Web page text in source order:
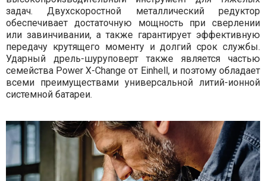
задач. Двухскоростной металлический редуктор
обеспечивает достаточную мощность при сверлении
или завинчивании, а также гарантирует эффективную
передачу крутящего моменту и долгий срок службы.
Ударный дрель-шуруповерт также является частью
семейства Power X-Change от Einhell, и поэтому обладает
всеми преимуществами универсальной литий-ионной
системной батареи.